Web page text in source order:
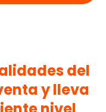
del
y lleva